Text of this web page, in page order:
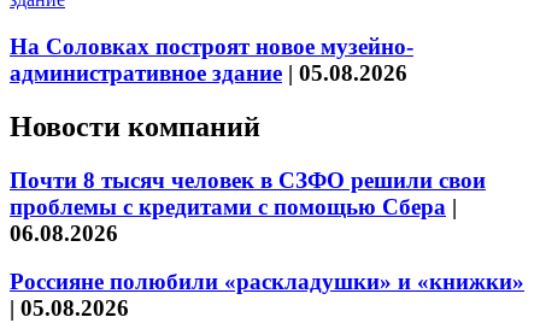
На Соловках построят новое музейно-
административное здание | 05.08.2026
Новости компаний
Почти 8 тысяч человек в СЗФО решили свои
проблемы с кредитами с помощью Сбера |
06.08.2026
Россияне полюбили «раскладушки» и «книжки»
| 05.08.2026